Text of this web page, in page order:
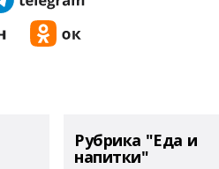
Рубрика "Еда и
напитки"